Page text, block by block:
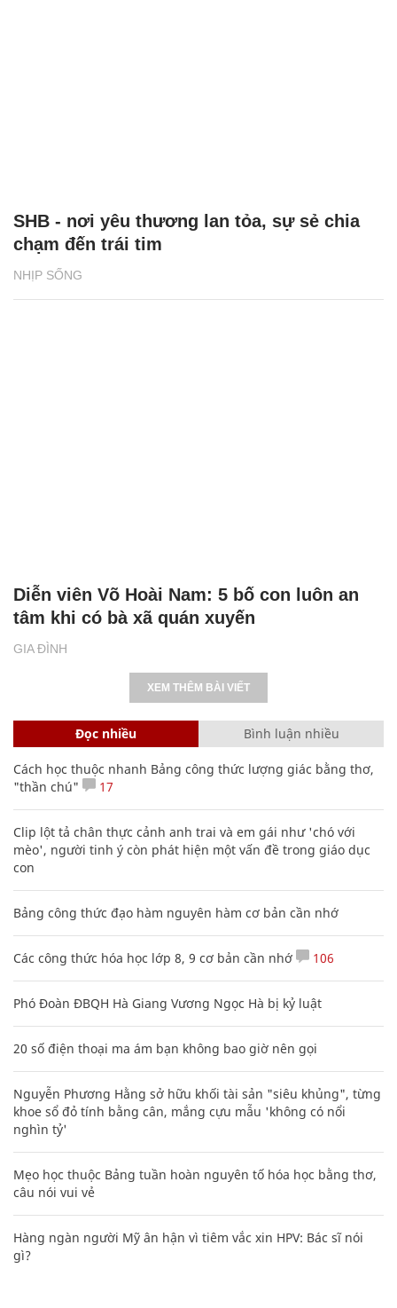
NHỊP SỐNG
SHB - nơi yêu thương lan tỏa, sự sẻ chia
chạm đến trái tim
GIA ĐÌNH
Diễn viên Võ Hoài Nam: 5 bố con luôn an
tâm khi có bà xã quán xuyến
XEM THÊM BÀI VIẾT
Đọc nhiều Bình luận nhiều
Cách học thuộc nhanh Bảng công thức lượng giác bằng thơ,
"thần chú"
17
Clip lột tả chân thực cảnh anh trai và em gái như 'chó với
mèo', người tinh ý còn phát hiện một vấn đề trong giáo dục
con
Bảng công thức đạo hàm nguyên hàm cơ bản cần nhớ
Các công thức hóa học lớp 8, 9 cơ bản cần nhớ 106
Phó Đoàn ĐBQH Hà Giang Vương Ngọc Hà bị kỷ luật
20 số điện thoại ma ám bạn không bao giờ nên gọi
Nguyễn Phương Hằng sở hữu khối tài sản "siêu khủng", từng
khoe sổ đỏ tính bằng cân, mắng cựu mẫu 'không có nổi
nghìn tỷ'
Mẹo học thuộc Bảng tuần hoàn nguyên tố hóa học bằng thơ,
câu nói vui vẻ
Hàng ngàn người Mỹ ân hận vì tiêm vắc xin HPV: Bác sĩ nói
gì?